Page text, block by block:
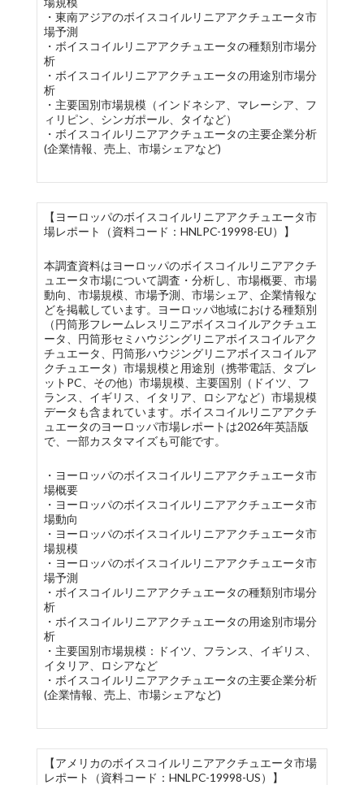
・東南アジアのボイスコイルリニアアクチュエータ市
場予測
・ボイスコイルリニアアクチュエータの種類別市場分
析
・ボイスコイルリニアアクチュエータの用途別市場分
析
・主要国別市場規模（インドネシア、マレーシア、フ
ィリピン、シンガポール、タイなど）
・ボイスコイルリニアアクチュエータの主要企業分析
(企業情報、売上、市場シェアなど)
【ヨーロッパのボイスコイルリニアアクチュエータ市
場レポート（資料コード：HNLPC-19998-EU）】
本調査資料はヨーロッパのボイスコイルリニアアクチ
ュエータ市場について調査・分析し、市場概要、市場
動向、市場規模、市場予測、市場シェア、企業情報な
どを掲載しています。ヨーロッパ地域における種類別
（円筒形フレームレスリニアボイスコイルアクチュエ
ータ、円筒形セミハウジングリニアボイスコイルアク
チュエータ、円筒形ハウジングリニアボイスコイルア
クチュエータ）市場規模と用途別（携帯電話、タブレ
ットPC、その他）市場規模、主要国別（ドイツ、フ
ランス、イギリス、イタリア、ロシアなど）市場規模
データも含まれています。ボイスコイルリニアアクチ
ュエータのヨーロッパ市場レポートは2026年英語版
で、一部カスタマイズも可能です。
・ヨーロッパのボイスコイルリニアアクチュエータ市
場概要
・ヨーロッパのボイスコイルリニアアクチュエータ市
場動向
・ヨーロッパのボイスコイルリニアアクチュエータ市
場規模
・ヨーロッパのボイスコイルリニアアクチュエータ市
場予測
・ボイスコイルリニアアクチュエータの種類別市場分
析
・ボイスコイルリニアアクチュエータの用途別市場分
析
・主要国別市場規模：ドイツ、フランス、イギリス、
イタリア、ロシアなど
・ボイスコイルリニアアクチュエータの主要企業分析
(企業情報、売上、市場シェアなど)
【アメリカのボイスコイルリニアアクチュエータ市場
レポート（資料コード：HNLPC-19998-US）】